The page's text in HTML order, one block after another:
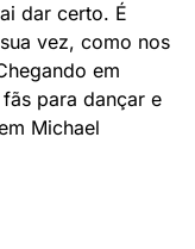
dar certo. É
vez, como nos
em
fãs para dançar e
Michael